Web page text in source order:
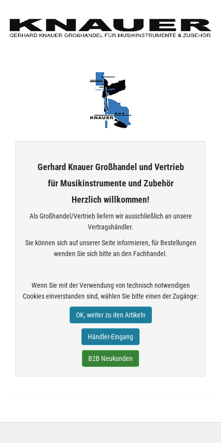
springen
Gerhard Knauer Großhandel und Vertrieb
für Musikinstrumente und Zubehör
Herzlich willkommen!
Als Großhandel/Vertrieb liefern wir ausschließlich an unsere
Vertragshändler.
Sie können sich auf unserer Seite informieren, für Bestellungen
wenden Sie sich bitte an den Fachhandel.
Wenn Sie mit der Verwendung von technisch notwendigen
Cookies einverstanden sind, wählen Sie bitte einen der Zugänge:
OK, weiter zu den Artikeln
Händler-Eingang
B2B Neukunden